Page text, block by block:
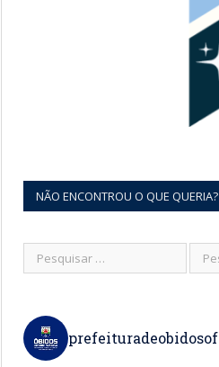
NÃO ENCONTROU O QUE QUERIA?
prefeituradeobidosof